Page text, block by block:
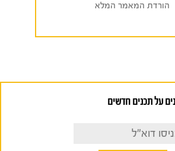
הורדת המאמר המלא
על תכנים חדשים